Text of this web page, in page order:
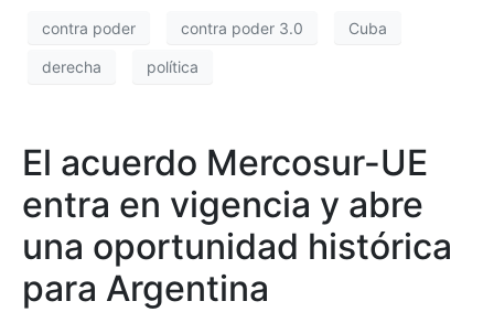
contra poder contra poder 3.0 Cuba
derecha política
El acuerdo Mercosur-UE
entra en vigencia y abre
una oportunidad histórica
para Argentina